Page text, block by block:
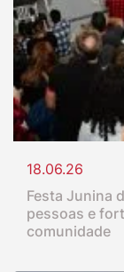
18.06.26
Festa Junina
pessoas e
comunidade